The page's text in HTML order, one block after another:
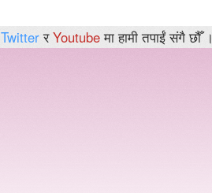
TwitterरYoutubeमा हामी तपाईं संगै छौँ ।